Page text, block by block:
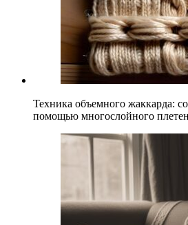
Техника объемного жаккарда:
помощью многослойного